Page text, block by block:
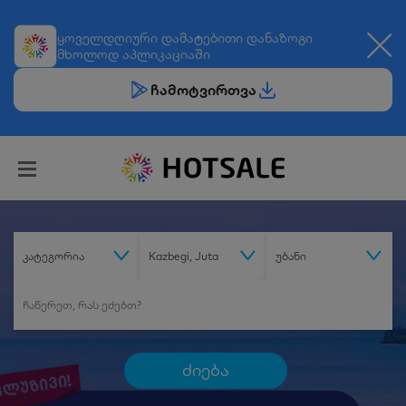
ყოველდღიური დამატებითი დანაზოგი
მხოლოდ აპლიკაციაში
ჩამოტვირთვა
კატეგორია Kazbegi, Juta უბანი
ძიება